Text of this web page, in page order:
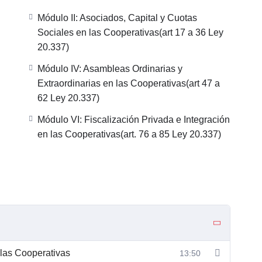
Módulo II: Asociados, Capital y Cuotas
Sociales en las Cooperativas(art 17 a 36 Ley
20.337)
Módulo IV: Asambleas Ordinarias y
Extraordinarias en las Cooperativas(art 47 a
62 Ley 20.337)
Módulo VI: Fiscalización Privada e Integración
en las Cooperativas(art. 76 a 85 Ley 20.337)
Cooperativas 13:50